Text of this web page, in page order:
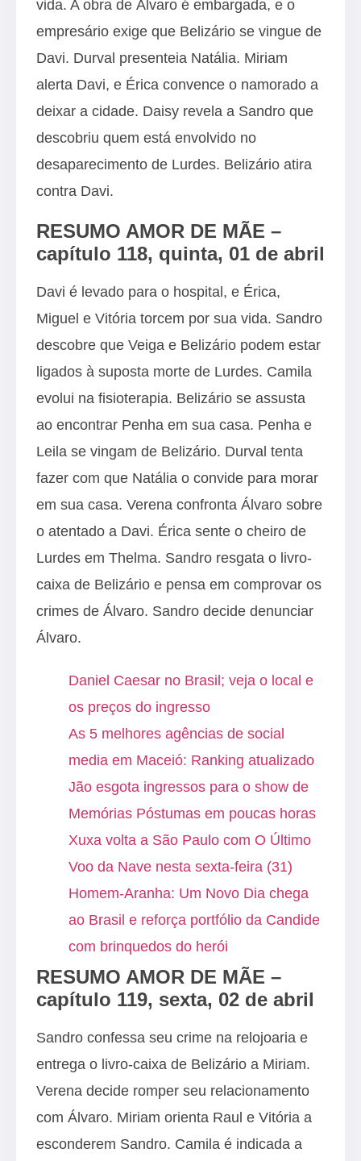
vida. A obra de Álvaro é embargada, e o
empresário exige que Belizário se vingue de
Davi. Durval presenteia Natália. Miriam
alerta Davi, e Érica convence o namorado a
deixar a cidade. Daisy revela a Sandro que
descobriu quem está envolvido no
desaparecimento de Lurdes. Belizário atira
contra Davi.
RESUMO AMOR DE MÃE –
capítulo 118, quinta, 01 de abril
Davi é levado para o hospital, e Érica,
Miguel e Vitória torcem por sua vida. Sandro
descobre que Veiga e Belizário podem estar
ligados à suposta morte de Lurdes. Camila
evolui na fisioterapia. Belizário se assusta
ao encontrar Penha em sua casa. Penha e
Leila se vingam de Belizário. Durval tenta
fazer com que Natália o convide para morar
em sua casa. Verena confronta Álvaro sobre
o atentado a Davi. Érica sente o cheiro de
Lurdes em Thelma. Sandro resgata o livro-
caixa de Belizário e pensa em comprovar os
crimes de Álvaro. Sandro decide denunciar
Álvaro.
Daniel Caesar no Brasil; veja o local e
os preços do ingresso
As 5 melhores agências de social
media em Maceió: Ranking atualizado
Jão esgota ingressos para o show de
Memórias Póstumas em poucas horas
Xuxa volta a São Paulo com O Último
Voo da Nave nesta sexta-feira (31)
Homem-Aranha: Um Novo Dia chega
ao Brasil e reforça portfólio da Candide
com brinquedos do herói
RESUMO AMOR DE MÃE –
capítulo 119, sexta, 02 de abril
Sandro confessa seu crime na relojoaria e
entrega o livro-caixa de Belizário a Miriam.
Verena decide romper seu relacionamento
com Álvaro. Miriam orienta Raul e Vitória a
esconderem Sandro. Camila é indicada a